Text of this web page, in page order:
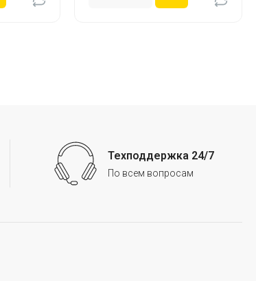
Техподдержка 24/7
По всем вопросам